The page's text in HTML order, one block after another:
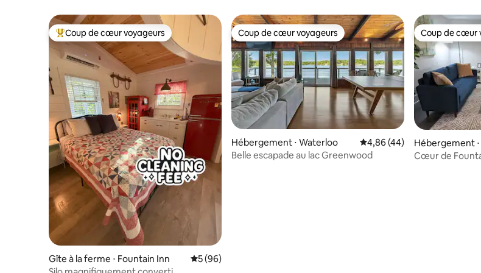
Coups de cœur voyageurs les plus appréciés
Coup de cœur voyageurs
Gîte à la ferme ⋅ Fountain Inn Évaluation moyenne sur la base de 96 commentaires : 5 sur 5
5 (96)
Coup de cœur voyageurs
Coup de cœur voyageurs
Hébergement ⋅ Waterloo Évaluation moyenne sur la
4,86 (44)
Belle escapade au lac Greenwood
Coup de cœur
Coup de cœur
Hébergement
Cœur de